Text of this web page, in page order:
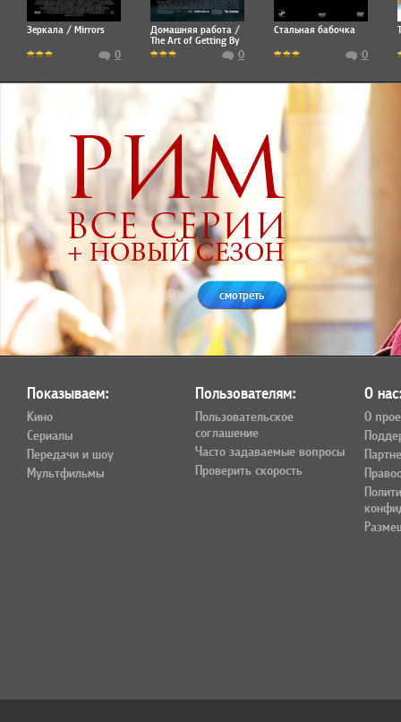
Зеркала / Mirrors
0
Домашняя работа /
The Art of Getting By
0
Стальная бабочка
0
смотреть
Показываем:
Кино
Сериалы
Передачи и шоу
Мультфильмы
Пользователям:
Пользовательское
соглашение
Часто задаваемые вопросы
Проверить скорость
О
О